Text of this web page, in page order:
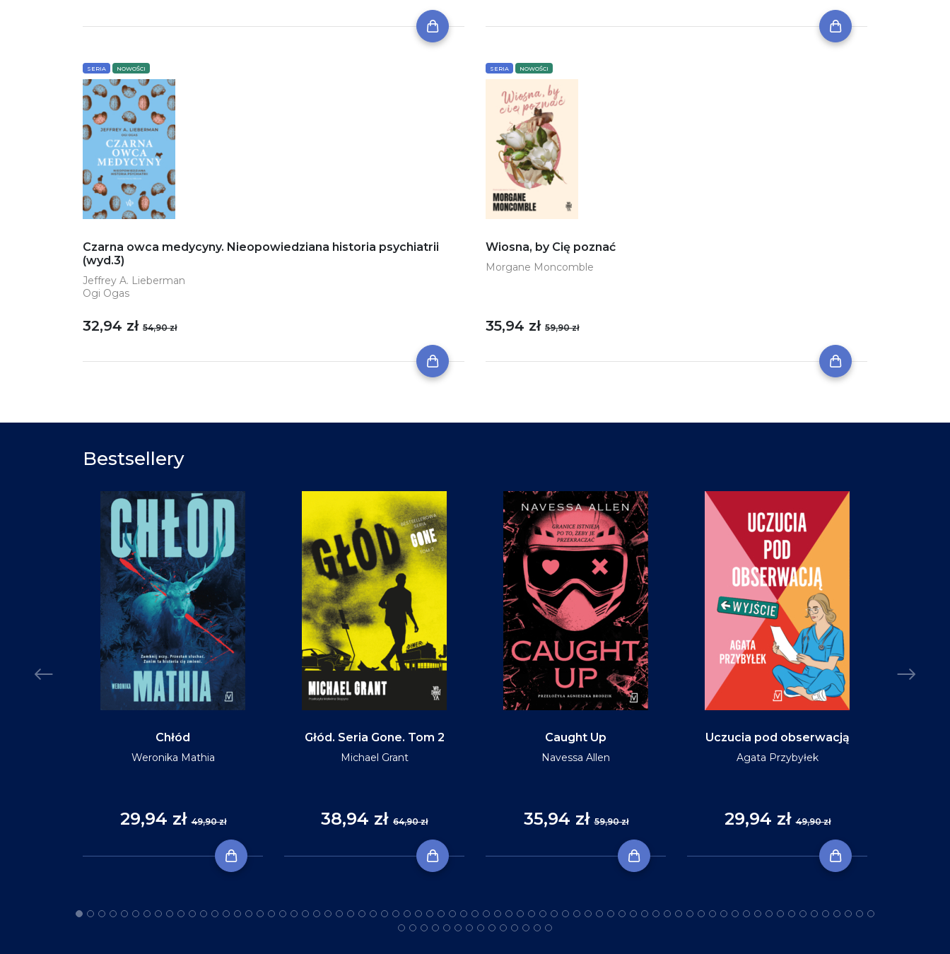
SERIA NOWOŚCI
Czarna owca medycyny. Nieopowiedziana historia psychiatrii
(wyd.3)
Jeffrey A. Lieberman
Ogi Ogas
32,94 zł 54,90 zł
SERIA NOWOŚCI
Wiosna, by Cię poznać
Morgane Moncomble
35,94 zł 59,90 zł
Bestsellery
Chłód
Weronika Mathia
29,94 zł49,90 zł
Głód. Seria Gone. Tom 2
Michael Grant
38,94 zł 64,90 zł
Caught Up
Navessa Allen
35,94 zł59,90 zł
Uczucia pod obserwacją
Agata Przybyłek
29,94 zł49,90 zł